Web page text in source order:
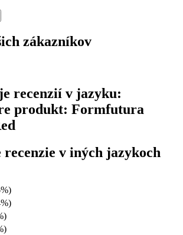
zákazníkov
recenzií v jazyku:
produkt: Formfutura
recenzie v iných jazykoch